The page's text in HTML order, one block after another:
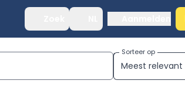
Meest relevant
Sorteer op